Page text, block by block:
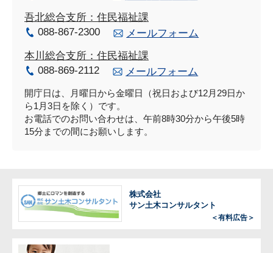
吾北総合支所：住民福祉課
088-867-2300
メールフォーム
本川総合支所：住民福祉課
088-869-2112
メールフォーム
開庁日は、月曜日から金曜日（祝日および12月29日か
ら1月3日を除く）です。
お電話でのお問い合わせは、午前8時30分から午後5時
15分までの間にお願いします。
株式会社
サン土木コンサルタント
＜有料広告＞